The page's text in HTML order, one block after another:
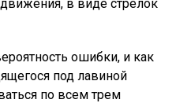
в виде стрелок
ошибки, и как
под лавиной
по всем трем